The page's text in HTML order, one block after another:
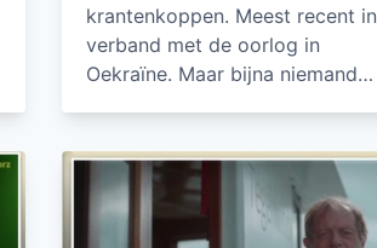
krantenkoppen. Meest recent in
verband met de oorlog in
Oekraïne. Maar bijna niemand…